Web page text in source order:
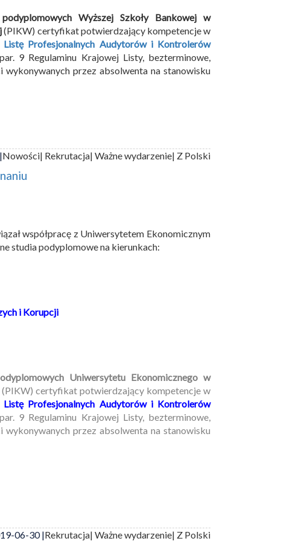
Wyższej Szkoły Bankowej w
(PIKW) certyfikat potwierdzający kompetencje w
Listę Profesjonalnych Audytorów i Kontrolerów
9 Regulaminu Krajowej Listy, bezterminowe,
przez absolwenta na stanowisku
Nowości| Rekrutacja| Ważne wydarzenie| Z Polski
współpracę z Uniwersytetem Ekonomicznym
studia podyplomowe na kierunkach:
i Korupcji
Uniwersytetu Ekonomicznego w
(PIKW) certyfikat potwierdzający kompetencje w
Listę Profesjonalnych Audytorów i Kontrolerów
9 Regulaminu Krajowej Listy, bezterminowe,
przez absolwenta na stanowisku
06-30 |Rekrutacja| Ważne wydarzenie| Z Polski